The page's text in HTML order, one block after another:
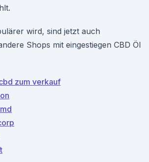
wird, sind jetzt auch
Shops mit eingestiegen CBD Öl
zum verkauf